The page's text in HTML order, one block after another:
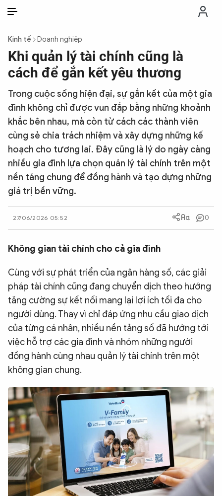
THỜI SỰ
CHỐNG DIỄN BIẾN HÒA BÌNH
CÔNG AN TRONG LÒNG DÂN
XÃ HỘI
PHÁP LUẬT
BẠN ĐỌC & CAND
ĐA PHƯƠNG TIỆN
eMagazine
Podcast
Video
Chuyên trang An ninh thế giớiVăn nghệ Công an
Chuyên đề
Kinh tế Doanh nghiệp
Khi quản lý tài chính cũng là
cách để gắn kết yêu thương
Trong cuộc sống hiện đại, sự gắn kết của một gia
đình không chỉ được vun đắp bằng những khoảnh
khắc bên nhau, mà còn từ cách các thành viên
cùng sẻ chia trách nhiệm và xây dựng những kế
hoạch cho tương lai. Đây cũng là lý do ngày càng
nhiều gia đình lựa chọn quản lý tài chính trên một
nền tảng chung để đồng hành và tạo dựng những
giá trị bền vững.
27/06/2026 05:52 0
Không gian tài chính cho cả gia đình
Cùng với sự phát triển của ngân hàng số, các giải
pháp tài chính cũng đang chuyển dịch theo hướng
tăng cường sự kết nối mang lại lợi ích tối đa cho
người dùng. Thay vì chỉ đáp ứng nhu cầu giao dịch
của từng cá nhân, nhiều nền tảng số đã hướng tới
việc hỗ trợ các gia đình và nhóm những người
đồng hành cùng nhau quản lý tài chính trên một
không gian chung.